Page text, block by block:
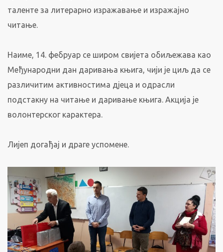
таленте за литерарно изражавање и изражајно
читање.
Наиме, 14. фебруар се широм свијета обиљежава као
Међународни дан даривања књига, чији је циљ да се
различитим активностима дјеца и одрасли
подстакну на читање и даривање књига. Акција је
волонтерског карактера.
Лијеп догађај и драге успомене.